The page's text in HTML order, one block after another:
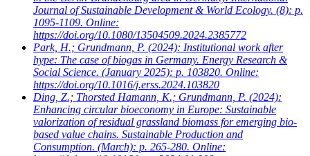
Journal of Sustainable Development & World Ecology. (8): p.
1095-1109. Online:
https://doi.org/10.1080/13504509.2024.2385772
Park, H.; Grundmann, P. (2024): Institutional work after
hype: The case of biogas in Germany. Energy Research &
Social Science. (January 2025): p. 103820. Online:
https://doi.org/10.1016/j.erss.2024.103820
Ding, Z.; Thorsted Hamann, K.; Grundmann, P. (2024):
Enhancing circular bioeconomy in Europe: Sustainable
valorization of residual grassland biomass for emerging bio-
based value chains. Sustainable Production and
Consumption. (March): p. 265-280. Online: